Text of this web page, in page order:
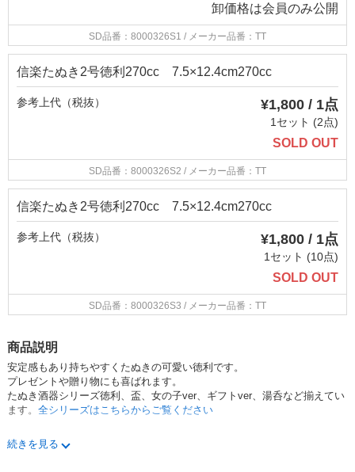
卸価格は会員のみ公開
SD品番：8000326S1 / メーカー品番：TT
信楽たぬき2号徳利270cc 7.5×12.4cm270cc
参考上代（税抜） ¥1,800 / 1点
1セット (2点)
SOLD OUT
SD品番：8000326S2 / メーカー品番：TT
信楽たぬき2号徳利270cc 7.5×12.4cm270cc
参考上代（税抜） ¥1,800 / 1点
1セット (10点)
SOLD OUT
SD品番：8000326S3 / メーカー品番：TT
商品説明
安定感もあり持ちやすくたぬきの可愛い徳利です。
プレゼントや贈り物にも喜ばれます。
たぬき酒器シリーズ徳利、盃、女の子ver、ギフトver、湯呑など揃えてい
ます。 全シリーズはこちらからご覧ください
関連ワード
続きを見る